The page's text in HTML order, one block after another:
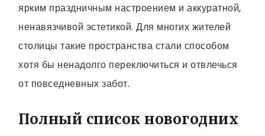
ярким праздничным настроением и аккуратной,
ненавязчивой эстетикой. Для многих жителей
столицы такие пространства стали способом
хотя бы ненадолго переключиться и отвлечься
от повседневных забот.
Полный список новогодних